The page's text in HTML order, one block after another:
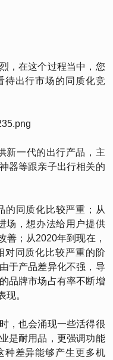
，在这个过程当中，您
待出行市场的同质化竞
新一代的出行产品，主
器等跟亲子出行相关的
的同质化比较严重；从
场，想办法给用户提供
善；从2020年到现在，
对同质化比较严重的阶
于产品差异化不强，导
品牌市场占有率不断增
现。
，也会涌现一些活得很
是耐用品，更强调功能
种差异能够产生更多机